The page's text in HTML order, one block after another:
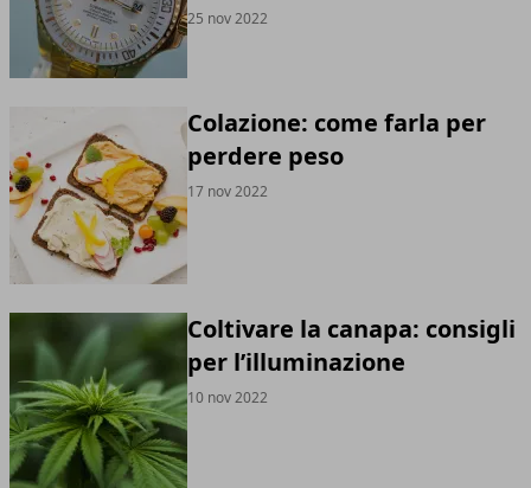
25 nov 2022
Colazione: come farla per
perdere peso
17 nov 2022
Coltivare la canapa: consigli
per l’illuminazione
10 nov 2022